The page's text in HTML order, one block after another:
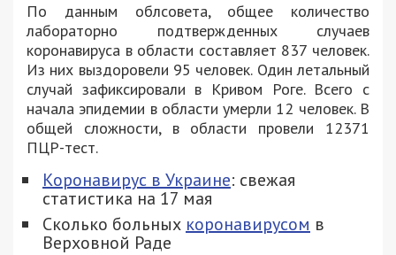
По данным облсовета, общее количество
лабораторно подтвержденных случаев
коронавируса в области составляет 837 человек.
Из них выздоровели 95 человек. Один летальный
случай зафиксировали в Кривом Роге. Всего с
начала эпидемии в области умерли 12 человек. В
общей сложности, в области провели 12371
ПЦР-тест.
Коронавирус в Украине: свежая
статистика на 17 мая
Сколько больных коронавирусом в
Верховной Раде